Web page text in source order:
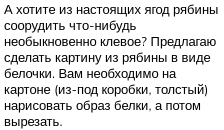
А хотите из настоящих ягод рябины
соорудить что-нибудь
необыкновенно клевое? Предлагаю
сделать картину из рябины в виде
белочки. Вам необходимо на
картоне (из-под коробки, толстый)
нарисовать образ белки, а потом
вырезать.